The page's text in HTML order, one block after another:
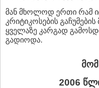
მან მხოლოდ ერთი რამ
კრიტიკოსების
ყველაზე კარგად
გადიოდა.
2006